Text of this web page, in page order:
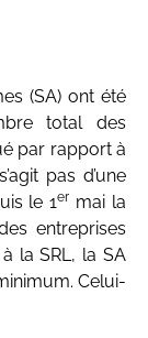
(SA) ont été
total des
par rapport à
pas d’une
le 1er mai la
entreprises
la SRL, la SA
Celui-